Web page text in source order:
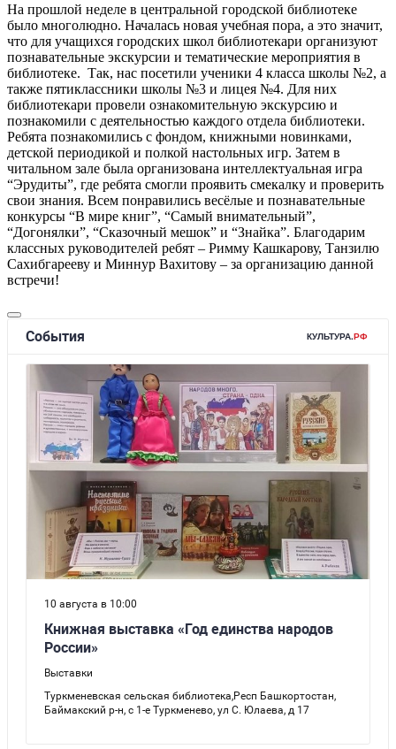
На прошлой неделе в центральной городской библиотеке
было многолюдно. Началась новая учебная пора, а это значит,
что для учащихся городских школ библиотекари организуют
познавательные экскурсии и тематические мероприятия в
библиотеке. Так, нас посетили ученики 4 класса школы №2, а
также пятиклассники школы №3 и лицея №4. Для них
библиотекари провели ознакомительную экскурсию и
познакомили с деятельностью каждого отдела библиотеки.
Ребята познакомились с фондом, книжными новинками,
детской периодикой и полкой настольных игр. Затем в
читальном зале была организована интеллектуальная игра
“Эрудиты”, где ребята смогли проявить смекалку и проверить
свои знания. Всем понравились весёлые и познавательные
конкурсы “В мире книг”, “Самый внимательный”,
“Догонялки”, “Сказочный мешок” и “Знайка”. Благодарим
классных руководителей ребят – Римму Кашкарову, Танзилю
Сахибгарееву и Миннур Вахитову – за организацию данной
встречи!